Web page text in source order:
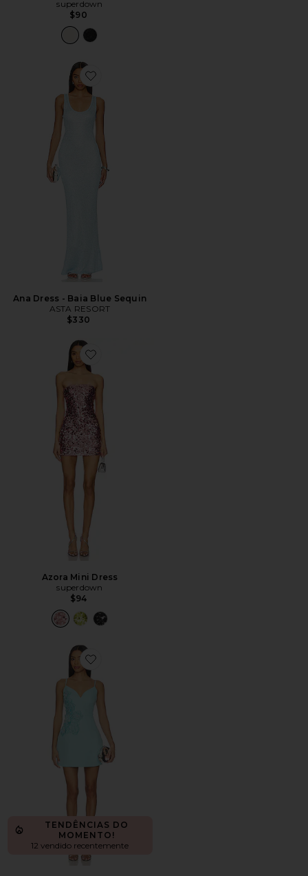
superdown
$90
Favorite Ana Dress - Baia Blue Sequin
Ana Dress - Baia Blue Sequin
ASTA RESORT
$330
Favorite Azora Mini Dress
Azora Mini Dress
superdown
$94
Favorite Stella Tulip Mini Dress
TENDÊNCIAS DO
MOMENTO!
12 vendido recentemente